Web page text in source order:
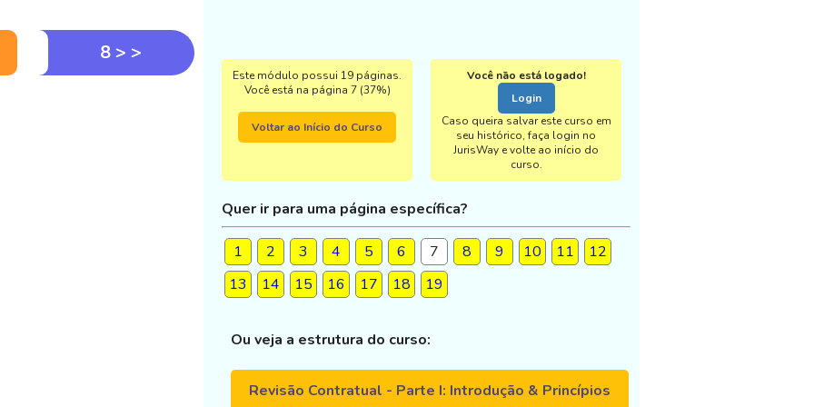
8 > >
Este módulo possui 19 páginas.
Você está na página 7 (37%)
Voltar ao Início do Curso
Você não está logado!
Login
Caso queira salvar este curso em
seu histórico, faça login no
JurisWay e volte ao início do
curso.
Quer ir para uma página específica?
1 2 3 4 5 6 7 8 9 10 11
12
13
14 15 16 17 18 19
Ou veja a estrutura do curso:
Revisão Contratual - Parte I: Introdução & Princípios